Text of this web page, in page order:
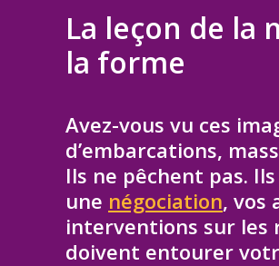
La leçon de la
la forme
Avez-vous vu ces
d’embarcations,
Ils ne pêchent pas.
une négociation, vos
interventions sur les
doivent entourer